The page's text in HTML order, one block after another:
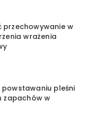
przechowywanie w
wrażenia
pleśni
zapachów w